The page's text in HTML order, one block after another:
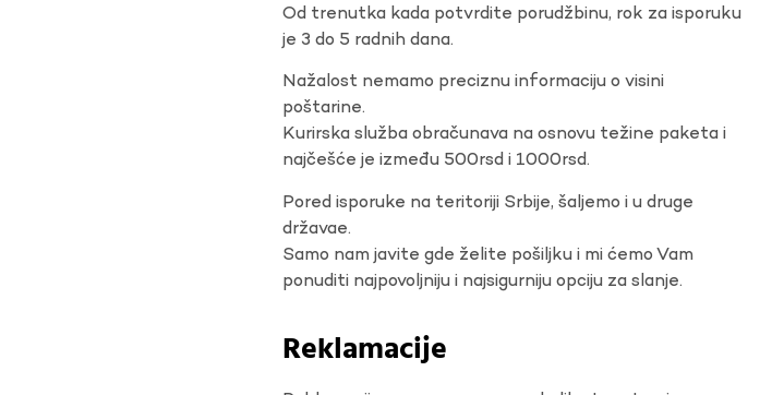
Od trenutka kada potvrdite porudžbinu, rok za isporuku
je 3 do 5 radnih dana.
Nažalost nemamo preciznu informaciju o visini
poštarine.
Kurirska služba obračunava na osnovu težine paketa i
najčešće je između 500rsd i 1000rsd.
Pored isporuke na teritoriji Srbije, šaljemo i u druge
državae.
Samo nam javite gde želite pošiljku i mi ćemo Vam
ponuditi najpovoljniju i najsigurniju opciju za slanje.
Reklamacije